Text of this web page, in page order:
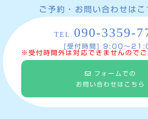
ご予約・お問い合わせはこ
TEL. 090-3359-
[受付時間] 9:00〜
※受付時間外は対応できませんのでご
フォームでの
お問い合わせはこちら